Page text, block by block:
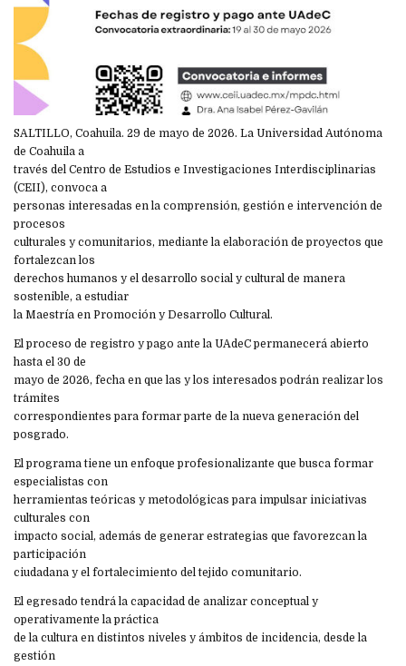
SALTILLO, Coahuila. 29 de mayo de 2026. La Universidad Autónoma
de Coahuila a
través del Centro de Estudios e Investigaciones Interdisciplinarias
(CEII), convoca a
personas interesadas en la comprensión, gestión e intervención de
procesos
culturales y comunitarios, mediante la elaboración de proyectos que
fortalezcan los
derechos humanos y el desarrollo social y cultural de manera
sostenible, a estudiar
la Maestría en Promoción y Desarrollo Cultural.
El proceso de registro y pago ante la UAdeC permanecerá abierto
hasta el 30 de
mayo de 2026, fecha en que las y los interesados podrán realizar los
trámites
correspondientes para formar parte de la nueva generación del
posgrado.
El programa tiene un enfoque profesionalizante que busca formar
especialistas con
herramientas teóricas y metodológicas para impulsar iniciativas
culturales con
impacto social, además de generar estrategias que favorezcan la
participación
ciudadana y el fortalecimiento del tejido comunitario.
El egresado tendrá la capacidad de analizar conceptual y
operativamente la práctica
de la cultura en distintos niveles y ámbitos de incidencia, desde la
gestión